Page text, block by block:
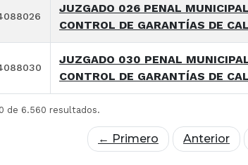
JUZGADO 026 PENAL
CONTROL DE GARANTÍAS DE
JUZGADO 030 PENAL
CONTROL DE GARANTÍAS DE
de 6.560 resultados.
← Primero Anterior